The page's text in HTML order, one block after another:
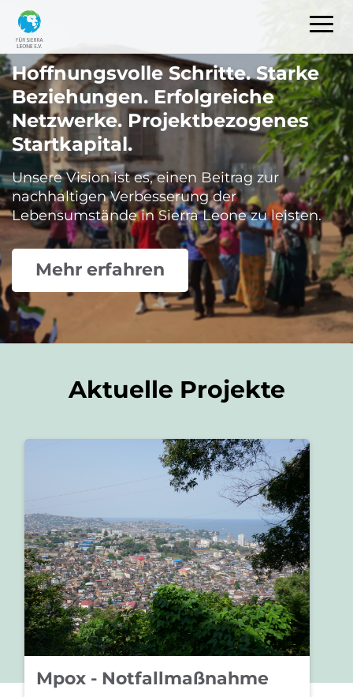
Direkt
zum
Inhalt
Hoffnungsvolle Schritte. Starke
Beziehungen. Erfolgreiche
Netzwerke. Projektbezogenes
Startkapital.
Unsere Vision ist es, einen Beitrag zur
nachhaltigen Verbesserung der
Lebensumstände in Sierra Leone zu leisten.
Mehr erfahren
Aktuelle Projekte
Mpox - Notfallmaßnahme